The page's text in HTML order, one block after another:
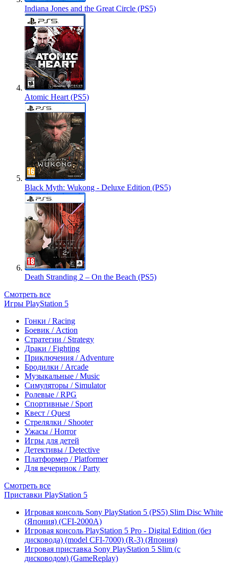
Indiana Jones and the Great Circle (PS5)
Atomic Heart (PS5)
Black Myth: Wukong - Deluxe Edition (PS5)
Death Stranding 2 – On the Beach (PS5)
Смотреть все
Игры PlayStation 5
Гонки / Racing
Боевик / Action
Стратегии / Strategy
Драки / Fighting
Приключения / Adventure
Бродилки / Arcade
Музыкальные / Music
Симуляторы / Simulator
Ролевые / RPG
Спортивные / Sport
Квест / Quest
Стрелялки / Shooter
Ужасы / Horror
Игры для детей
Детективы / Detective
Платформер / Platformer
Для вечеринок / Party
Смотреть все
Приставки PlayStation 5
Игровая консоль Sony PlayStation 5 (PS5) Slim Disc White
(Япония) (CFI-2000A)
Игровая консоль PlayStation 5 Pro - Digital Edition (без
дисковода) (model CFI-7000) (R-3) (Япония)
Игровая приставка Sony PlayStation 5 Slim (с
дисководом) (GameReplay)